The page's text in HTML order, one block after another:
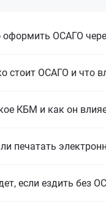
ОСАГО
стоит ОСАГО и что
КБМ и как он
печатать
если ездить без